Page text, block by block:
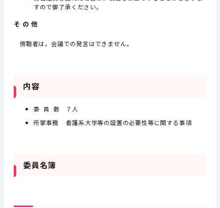
すので御了承ください。
そ の 他
傍聴者は，会議での発言はできません。
内容
委 員 数 ７人
所掌事務看護系大学等の設置の必要性等に関する事項
委員名簿